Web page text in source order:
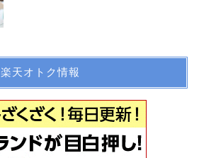
楽天オトク情報